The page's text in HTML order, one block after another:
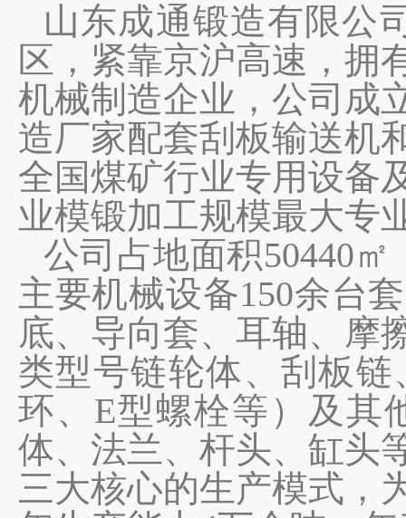
山东成通锻造有限公
区，紧靠京沪高速，拥
机械制造企业，公司成
造厂家配套刮板输送机
全国煤矿行业专用设备
业模锻加工规模最大专
公司占地面积50440㎡
主要机械设备150余台
底、导向套、耳轴、摩
类型号链轮体、刮板
环、 E型螺栓等）及其
体、法兰、杆头、缸头
三大核心的生产模式，